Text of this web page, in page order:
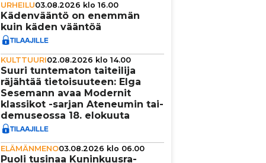
URHEILU03.08.2026 klo 16.00
Käden­vääntö on enemmän
kuin käden vääntöä
KULTTUURI02.08.2026 klo 14.00
Suuri tun­te­ma­ton tai­tei­lija
räjähtää tie­toi­suu­teen: Elga
Sesemann avaa Modernit
klassikot -sarjan Ateneumin tai­
de­mu­se­ossa 18. elokuuta
ELÄMÄNMENO03.08.2026 klo 06.00
Puoli tusinaa Kunin­kuus­ra­